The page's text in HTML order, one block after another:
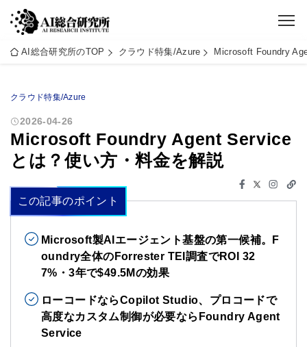
AI総合研究所のTOP クラウド特集/Azure Microsoft Foundry
クラウド特集/Azure
2026-04-26
Microsoft Foundry Agent Service
とは？使い方・料金を解説
この記事のポイント
Microsoft製AIエージェント基盤の第一候補。F
oundry全体のForrester TEI調査でROI 32
7%・3年で$49.5Mの効果
ローコードならCopilot Studio、プロコードで
高度なカスタム制御が必要ならFoundry Agent
Service